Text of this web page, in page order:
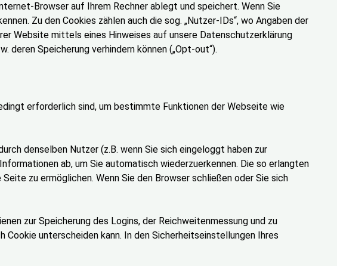
Browser auf Ihrem Rechner ablegt und speichert. Wenn Sie
Zu den Cookies zählen auch die sog. „Nutzer-IDs“, wo Angaben der
Website mittels eines Hinweises auf unsere Datenschutzerklärung
deren Speicherung verhindern können („Opt-out“).
erforderlich sind, um bestimmte Funktionen der Webseite wie
denselben Nutzer (z.B. wenn Sie sich eingeloggt haben zur
ab, um Sie automatisch wiederzuerkennen. Die so erlangten
zu ermöglichen. Wenn Sie den Browser schließen oder Sie sich
zur Speicherung des Logins, der Reichweitenmessung und zu
unterscheiden kann. In den Sicherheitseinstellungen Ihres